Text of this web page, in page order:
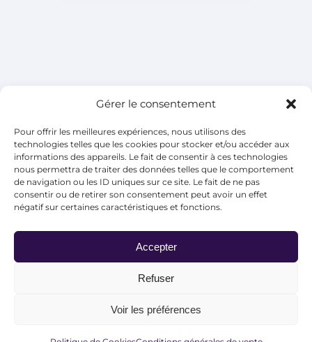
Gérer le consentement
Pour offrir les meilleures expériences, nous utilisons des
technologies telles que les cookies pour stocker et/ou accéder aux
informations des appareils. Le fait de consentir à ces technologies
nous permettra de traiter des données telles que le comportement
de navigation ou les ID uniques sur ce site. Le fait de ne pas
consentir ou de retirer son consentement peut avoir un effet
négatif sur certaines caractéristiques et fonctions.
Accepter
Refuser
Voir les préférences
Conditions générales de
vente